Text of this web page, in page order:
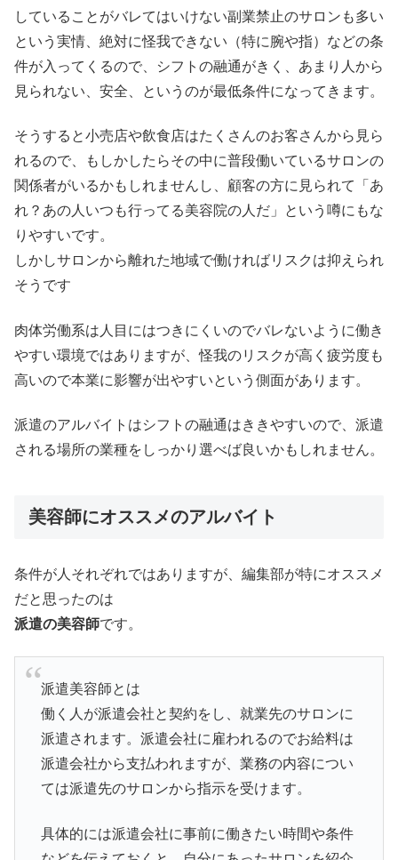
していることがバレてはいけない副業禁止のサロンも多い
という実情、絶対に怪我できない（特に腕や指）などの条
件が入ってくるので、シフトの融通がきく、あまり人から
見られない、安全、というのが最低条件になってきます。
そうすると小売店や飲食店はたくさんのお客さんから見ら
れるので、もしかしたらその中に普段働いているサロンの
関係者がいるかもしれませんし、顧客の方に見られて「あ
れ？あの人いつも行ってる美容院の人だ」という噂にもな
りやすいです。
しかしサロンから離れた地域で働ければリスクは抑えられ
そうです
肉体労働系は人目にはつきにくいのでバレないように働き
やすい環境ではありますが、怪我のリスクが高く疲労度も
高いので本業に影響が出やすいという側面があります。
派遣のアルバイトはシフトの融通はききやすいので、派遣
される場所の業種をしっかり選べば良いかもしれません。
美容師にオススメのアルバイト
条件が人それぞれではありますが、編集部が特にオススメ
だと思ったのは
派遣の美容師です。
派遣美容師とは
働く人が派遣会社と契約をし、就業先のサロンに
派遣されます。派遣会社に雇われるのでお給料は
派遣会社から支払われますが、業務の内容につい
ては派遣先のサロンから指示を受けます。
具体的には派遣会社に事前に働きたい時間や条件